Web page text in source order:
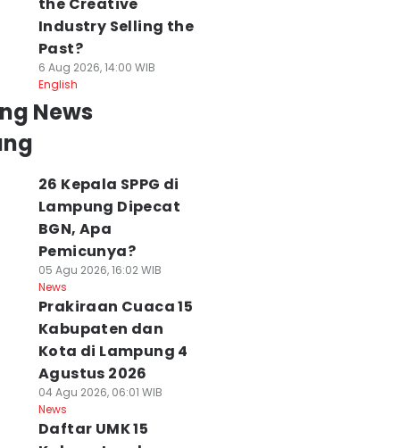
Industry Selling the
Past?
6 Aug 2026, 14:00 WIB
English
News
26 Kepala SPPG di
Lampung Dipecat
BGN, Apa
Pemicunya?
05 Agu 2026, 16:02 WIB
News
Prakiraan Cuaca 15
Kabupaten dan
Kota di Lampung 4
Agustus 2026
04 Agu 2026, 06:01 WIB
News
Daftar UMK 15